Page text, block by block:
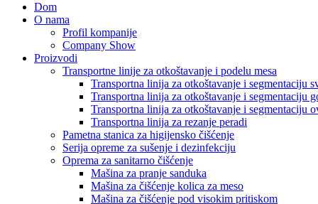
Dom
O nama
Profil kompanije
Company Show
Proizvodi
Transportne linije za otkoštavanje i podelu mesa
Transportna linija za otkoštavanje i segmentaciju
Transportna linija za otkoštavanje i segmentaciju
Transportna linija za otkoštavanje i segmentaciju
Transportna linija za rezanje peradi
Pametna stanica za higijensko čišćenje
Serija opreme za sušenje i dezinfekciju
Oprema za sanitarno čišćenje
Mašina za pranje sanduka
Mašina za čišćenje kolica za meso
Mašina za čišćenje pod visokim pritiskom